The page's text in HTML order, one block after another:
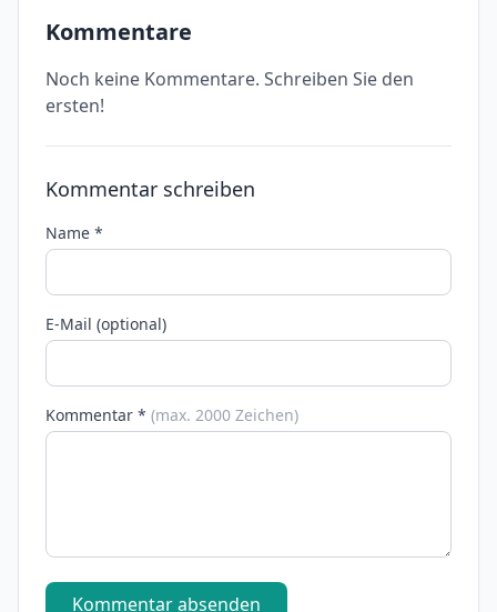
Kommentare
Noch keine Kommentare. Schreiben Sie den
ersten!
Kommentar schreiben
Name *
E-Mail (optional)
Kommentar * (max. 2000 Zeichen)
Kommentar absenden